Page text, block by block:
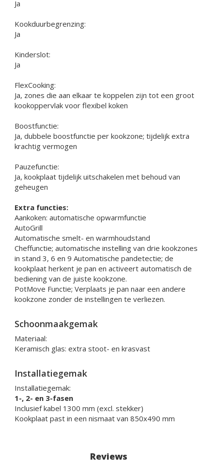
Ja
Kookduurbegrenzing:
Ja
Kinderslot:
Ja
FlexCooking:
Ja, zones die aan elkaar te koppelen zijn tot een groot
kookoppervlak voor flexibel koken
Boostfunctie:
Ja, dubbele boostfunctie per kookzone; tijdelijk extra
krachtig vermogen
Pauzefunctie:
Ja, kookplaat tijdelijk uitschakelen met behoud van
geheugen
Extra functies:
Aankoken: automatische opwarmfunctie
AutoGrill
Automatische smelt- en warmhoudstand
Cheffunctie; automatische instelling van drie kookzones
in stand 3, 6 en 9 Automatische pandetectie; de
kookplaat herkent je pan en activeert automatisch de
bediening van de juiste kookzone.
PotMove Functie; Verplaats je pan naar een andere
kookzone zonder de instellingen te verliezen.
Schoonmaakgemak
Materiaal:
Keramisch glas: extra stoot- en krasvast
Installatiegemak
Installatiegemak:
1-, 2- en 3-fasen
Inclusief kabel 1300 mm (excl. stekker)
Kookplaat past in een nismaat van 850x490 mm
Reviews